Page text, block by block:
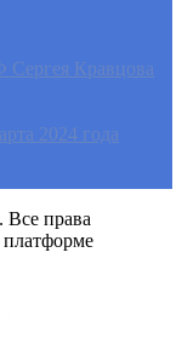
Кравцова
2024 года
. Все права